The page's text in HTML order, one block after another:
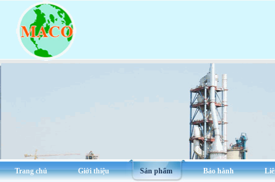
Trang chủ Giới thiệu Sản phẩm Bảo hành